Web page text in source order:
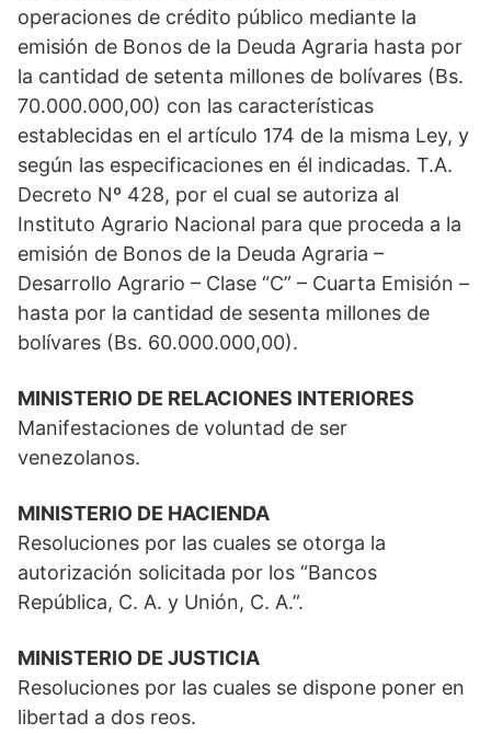
operaciones de crédito público mediante la
emisión de Bonos de la Deuda Agraria hasta por
la cantidad de setenta millones de bolívares (Bs.
70.000.000,00) con las características
establecidas en el artículo 174 de la misma Ley, y
según las especificaciones en él indicadas. T.A.
Decreto Nº 428, por el cual se autoriza al
Instituto Agrario Nacional para que proceda a la
emisión de Bonos de la Deuda Agraria –
Desarrollo Agrario – Clase “C” – Cuarta Emisión –
hasta por la cantidad de sesenta millones de
bolívares (Bs. 60.000.000,00).
MINISTERIO DE RELACIONES INTERIORES
Manifestaciones de voluntad de ser
venezolanos.
MINISTERIO DE HACIENDA
Resoluciones por las cuales se otorga la
autorización solicitada por los “Bancos
República, C. A. y Unión, C. A.”.
MINISTERIO DE JUSTICIA
Resoluciones por las cuales se dispone poner en
libertad a dos reos.